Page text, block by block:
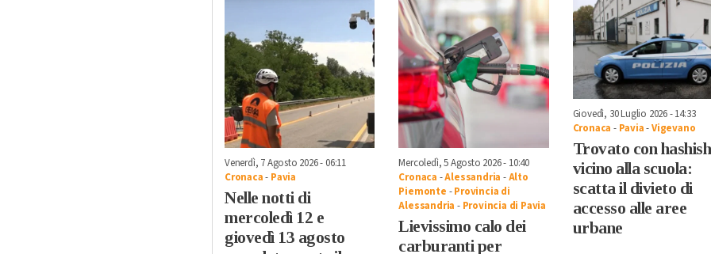
Venerdì, 7 Agosto 2026 - 06:11
Cronaca- Pavia
Nelle notti di
mercoledì 12 e
giovedì 13 agosto
Mercoledì, 5 Agosto 2026 - 10:40
Cronaca -Alessandria -Alto
Piemonte -Provincia di
Alessandria - Provincia di Pavia
Lievissimo calo dei
carburanti per
Giovedì, 30 Luglio 2026 - 14:33
Cronaca - Pavia-Vigevano
Trovato con hashish
vicino alla scuola:
scatta il divieto di
accesso alle aree
urbane